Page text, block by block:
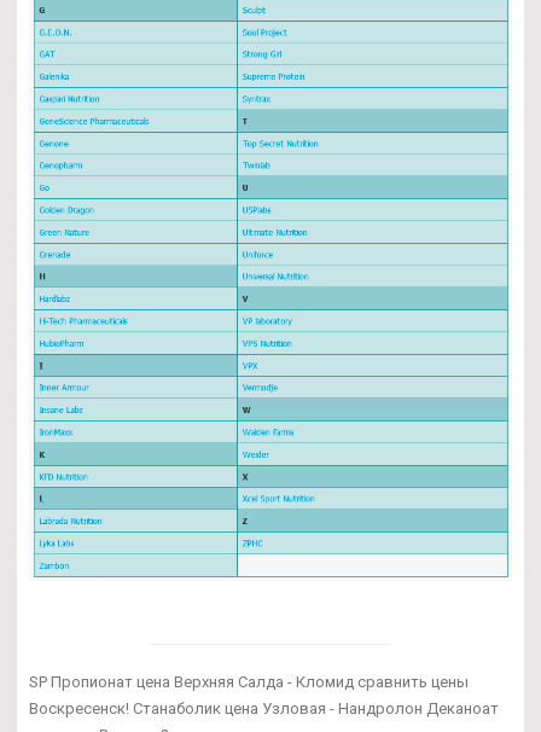
SP Пропионат цена Верхняя Салда - Кломид сравнить цены
Воскресенск! Станаболик цена Узловая - Нандролон Деканоат